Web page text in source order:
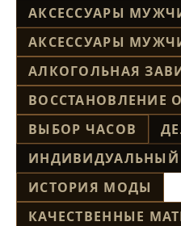
АКСЕССУАРЫ
АКСЕССУАРЫ
АЛКОГОЛЬНАЯ
ВОССТАНОВЛЕНИЕ
ВЫБОР ЧАСОВ
ИНДИВИДУАЛЬНЫЙ
ИСТОРИЯ МОДЫ
КАЧЕСТВЕННЫЕ